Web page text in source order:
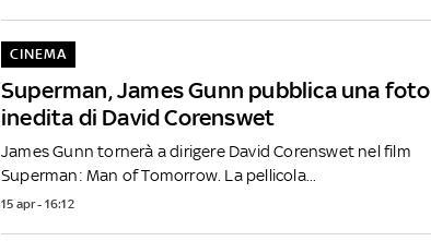
Superman, James Gunn pubblica una foto
inedita di David Corenswet
CINEMA
James Gunn tornerà a dirigere David Corenswet nel film
Superman: Man of Tomorrow. La pellicola...
15 apr - 16:12